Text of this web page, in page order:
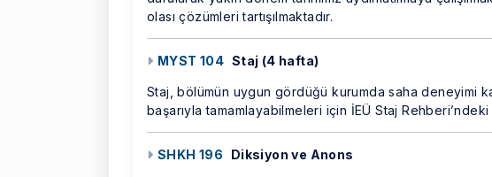
olası çözümleri tartışılmaktadır.
MYST 104 Staj (4 hafta)
Staj, bölümün uygun gördüğü kurumda saha deneyimi
başarıyla tamamlayabilmeleri için İEÜ Staj
SHKH 196 Diksiyon ve Anons